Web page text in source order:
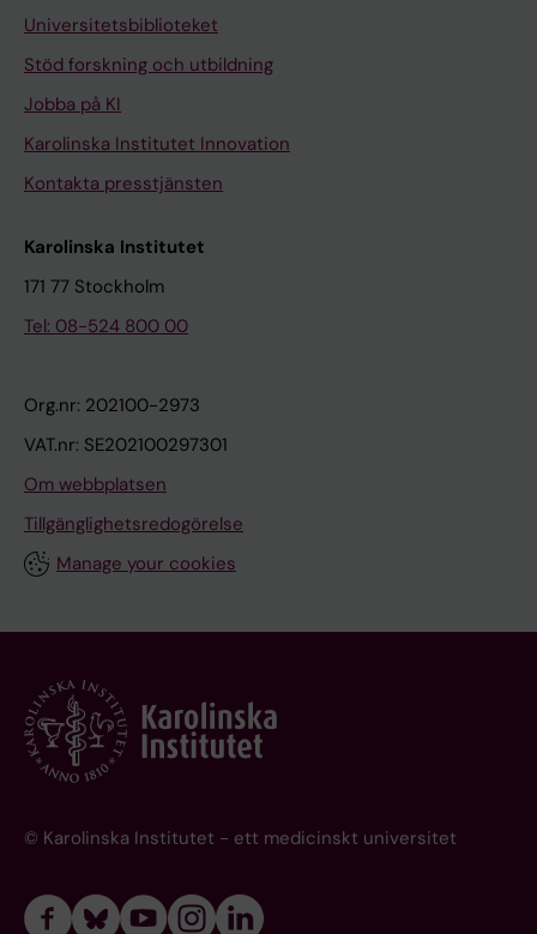
Universitetsbiblioteket
Stöd forskning och utbildning
Jobba på KI
Karolinska Institutet Innovation
Kontakta presstjänsten
Karolinska Institutet
171 77 Stockholm
Tel: 08-524 800 00
Org.nr: 202100-2973
VAT.nr: SE202100297301
Om webbplatsen
Tillgänglighetsredogörelse
Manage your cookies
© Karolinska Institutet - ett medicinskt universitet